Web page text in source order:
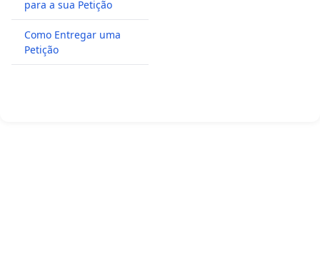
para a sua Petição
Como Entregar uma
Petição